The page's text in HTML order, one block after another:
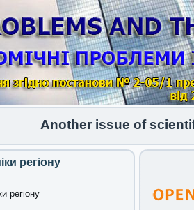
Another issue of scientific
регіону
регіону